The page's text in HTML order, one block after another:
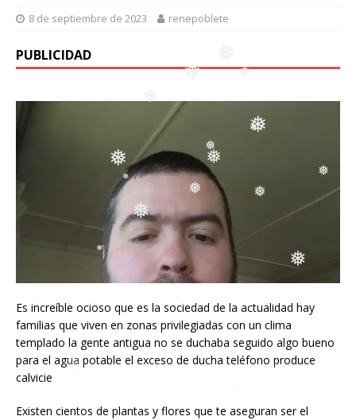
❅
❅
❅ ❅
❅ ❅
❅
❅
❅
❅
❅
❅
❅
8 de septiembre de 2023 renepoblete
PUBLICIDAD
Es increíble ocioso que es la sociedad de la actualidad hay
familias que viven en zonas privilegiadas con un clima
templado la gente antigua no se duchaba seguido algo bueno
para el agua potable el exceso de ducha teléfono produce
calvicie
Existen cientos de plantas y flores que te aseguran ser el